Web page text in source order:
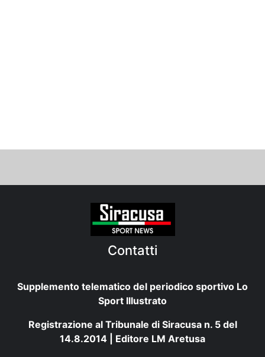
Contatti
Supplemento telematico del periodico sportivo Lo
Sport Illustrato
Registrazione al Tribunale di Siracusa n. 5 del
14.8.2014 | Editore LM Aretusa